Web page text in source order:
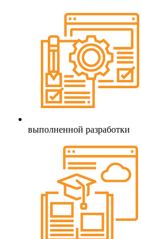
выполненной разработки